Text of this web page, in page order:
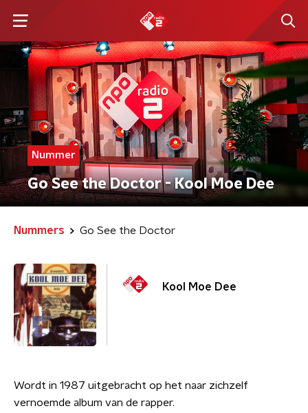
Nummer
Go See the Doctor - Kool Moe Dee
Nummers Go See the Doctor
Kool Moe Dee
Wordt in 1987 uitgebracht op het naar zichzelf
vernoemde album van de rapper.